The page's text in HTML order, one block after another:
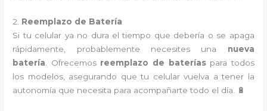
2. Reemplazo de Batería
Si tu celular ya no dura el tiempo que debería o se apaga
rápidamente, probablemente necesites una nueva
batería . Ofrecemos reemplazo de bateríaspara todos
los modelos, asegurando que tu celular vuelva a tener la
autonomía que necesita para acompañarte todo el día. 🔋